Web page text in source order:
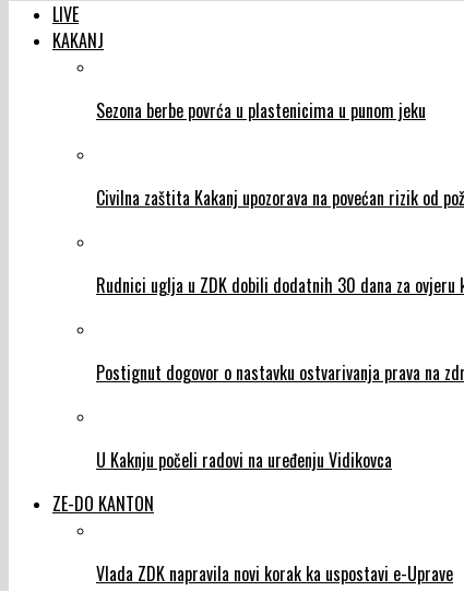
LIVE
KAKANJ
Sezona berbe povrća u plastenicima u punom jeku
Civilna zaštita Kakanj upozorava na povećan rizik od
Rudnici uglja u ZDK dobili dodatnih 30 dana za ovjeru
Postignut dogovor o nastavku ostvarivanja prava na
U Kaknju počeli radovi na uređenju Vidikovca
ZE-DO KANTON
Vlada ZDK napravila novi korak ka uspostavi e-Uprave